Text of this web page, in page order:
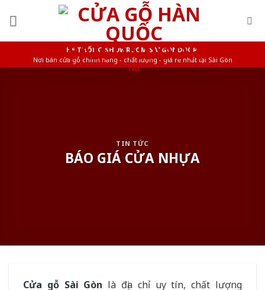
HỆ THỐNG SHOWROOM SAIGONDOOR
Nơi bán cửa gỗ chính hãng - chất lượng - giá rẻ nhất tại Sài Gòn
TIN TỨC
BÁO GIÁ CỬA NHỰA
Cửa gỗ Sài Gòn là địa chỉ uy tín, chất lượng